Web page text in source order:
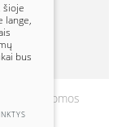
saugomos
šioje
lange,
bus